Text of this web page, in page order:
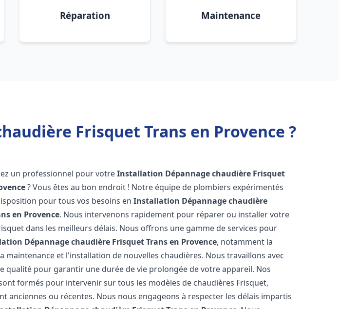
Réparation Maintenance
Frisquet Trans en Provence ?
un professionnel pour votreInstallation Dépannage chaudière Frisquet
? Vous êtes au bon endroit ! Notre équipe de plombiers expérimentés
pour tous vos besoins enInstallation Dépannage chaudière
en Provence. Nous intervenons rapidement pour réparer ou installer votre
dans les meilleurs délais. Nous offrons une gamme de services pour
Dépannage chaudière FrisquetTrans en Provence, notamment la
maintenance et l'installation de nouvelles chaudières. Nous travaillons avec
qualité pour garantir une durée de vie prolongée de votre appareil. Nos
formés pour intervenir sur tous les modèles de chaudières Frisquet,
anciennes ou récentes. Nous nous engageons à respecter les délais impartis